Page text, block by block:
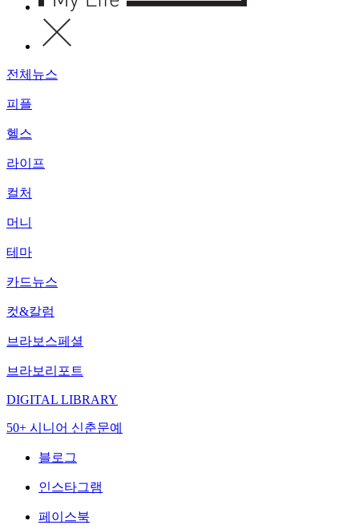
전체뉴스
피플
헬스
라이프
컬처
머니
테마
카드뉴스
컷&칼럼
브라보스페셜
브라보리포트
DIGITAL LIBRARY
50+ 시니어 신춘문예
블로그
인스타그램
페이스북